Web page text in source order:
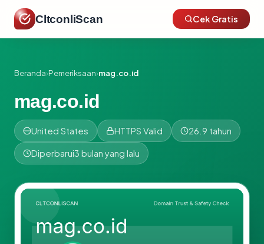
CltconliScan Cek Gratis
Beranda›Pemeriksaan›mag.co.id
mag.co.id
United States HTTPS Valid 26.9 tahun
Diperbarui3 bulan yang lalu